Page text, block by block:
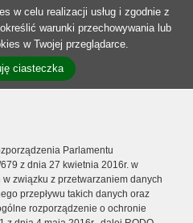
w celu realizacji usług i zgodnie z
warunki przechowywania lub
w Twojej przeglądarce.
ciasteczka
Parlamentu
z dnia 27 kwietnia 2016r. w
związku z przetwarzaniem danych
przepływu takich danych oraz
rozporządzenie o ochronie